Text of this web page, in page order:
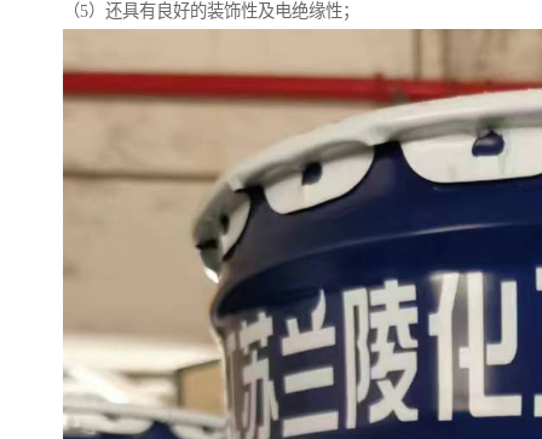
（5）还具有良好的装饰性及电绝缘性；